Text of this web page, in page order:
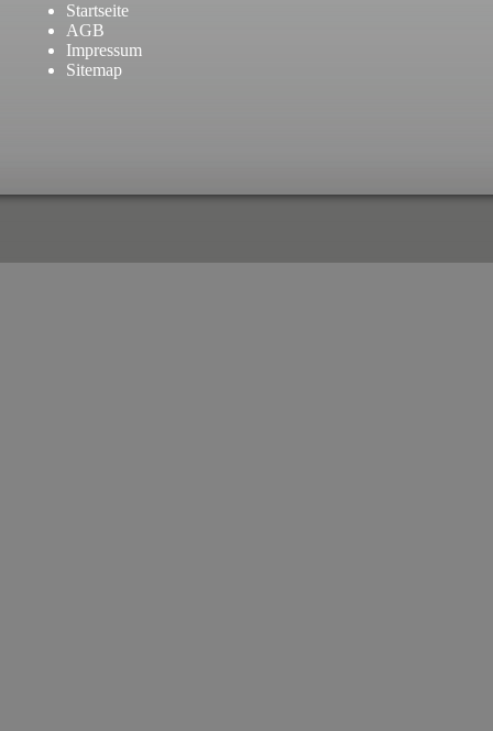
Startseite
AGB
Impressum
Sitemap